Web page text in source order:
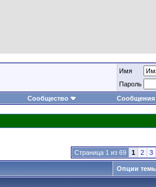
Имя
Пароль
Сообщество
Сообщения
Страница 1 из 69 1 2 3
Опции